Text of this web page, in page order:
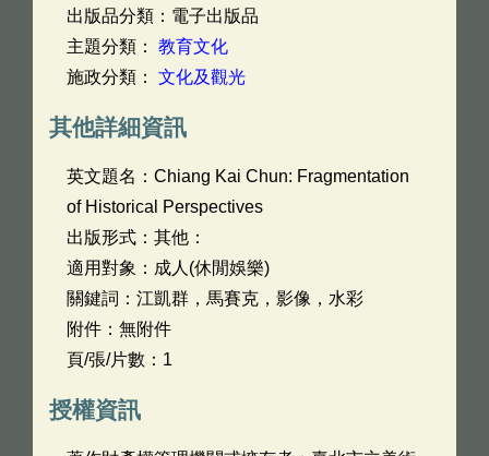
出版品分類：電子出版品
主題分類： 教育文化
施政分類： 文化及觀光
其他詳細資訊
英文題名： Chiang Kai Chun: Fragmentation
of Historical Perspectives
出版形式：其他：
適用對象：成人(休閒娛樂)
關鍵詞：江凱群，馬賽克，影像，水彩
附件：無附件
頁/張/片數：1
授權資訊